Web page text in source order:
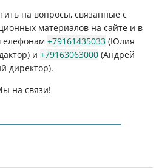
на вопросы, связанные с
материалов на сайте и в
+79161435033 (Юлия
и +79163063000 (Андрей
директор).
на связи!